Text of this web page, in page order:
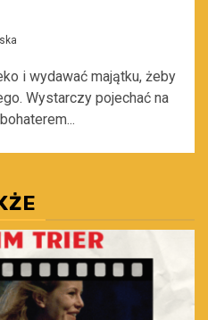
i wydawać majątku, żeby
Wystarczy pojechać na